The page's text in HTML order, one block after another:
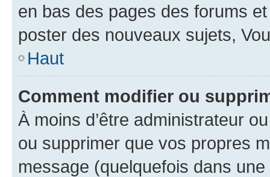
en bas des pages des forums
poster des nouveaux sujets,
Haut
Comment modifier ou
À moins d’être administrateur
ou supprimer que vos propres
message (quelquefois dans